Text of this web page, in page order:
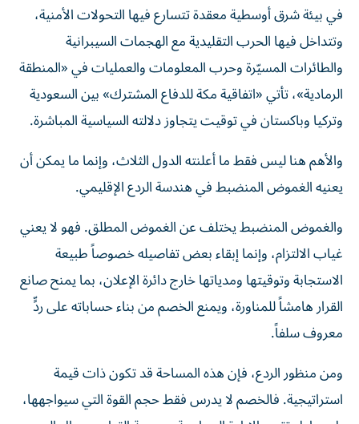
في بيئة شرق أوسطية معقدة تتسارع فيها التحولات الأمنية،
وتتداخل فيها الحرب التقليدية مع الهجمات السيبرانية
والطائرات المسيّرة وحرب المعلومات والعمليات في «المنطقة
الرمادية»، تأتي «اتفاقية مكة للدفاع المشترك» بين السعودية
وتركيا وباكستان في توقيت يتجاوز دلالته السياسية المباشرة.
والأهم هنا ليس فقط ما أعلنته الدول الثلاث، وإنما ما يمكن أن
يعنيه الغموض المنضبط في هندسة الردع الإقليمي.
والغموض المنضبط يختلف عن الغموض المطلق. فهو لا يعني
غياب الالتزام، وإنما إبقاء بعض تفاصيله خصوصاً طبيعة
الاستجابة وتوقيتها ومدياتها خارج دائرة الإعلان، بما يمنح صانع
القرار هامشاً للمناورة، ويمنع الخصم من بناء حساباته على ردٍّ
معروف سلفاً.
ومن منظور الردع، فإن هذه المساحة قد تكون ذات قيمة
استراتيجية. فالخصم لا يدرس فقط حجم القوة التي سيواجهها،